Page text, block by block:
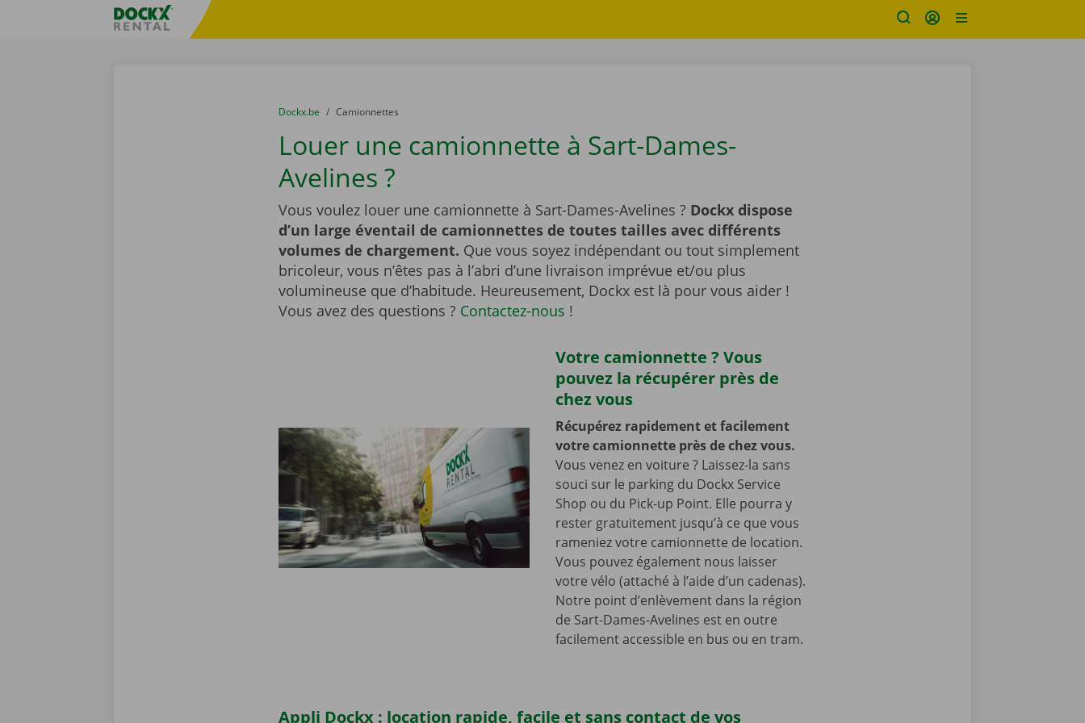
sitename
You are here:
du
Dockx.be to
Camionnettes
Louer une camionnette à Sart-Dames-
Avelines ?
Vous voulez louer une camionnette à Sart-Dames-Avelines ? Dockx dispose
d’un large éventail de camionnettes de toutes tailles avec différents
volumes de chargement. Que vous soyez indépendant ou tout simplement
bricoleur, vous n’êtes pas à l’abri d’une livraison imprévue et/ou plus
volumineuse que d’habitude. Heureusement, Dockx est là pour vous aider !
Vous avez des questions ? Contactez-nous !
Votre camionnette ? Vous
pouvez la récupérer près de
chez vous
Récupérez rapidement et facilement
votre camionnette près de chez vous.
Vous venez en voiture ? Laissez-la sans
souci sur le parking du Dockx Service
Shop ou du Pick-up Point. Elle pourra y
rester gratuitement jusqu’à ce que vous
rameniez votre camionnette de location.
Vous pouvez également nous laisser
votre vélo (attaché à l’aide d’un cadenas).
Notre point d’enlèvement dans la région
de Sart-Dames-Avelines est en outre
facilement accessible en bus ou en tram.
Appli Dockx : location rapide, facile et sans contact de vos